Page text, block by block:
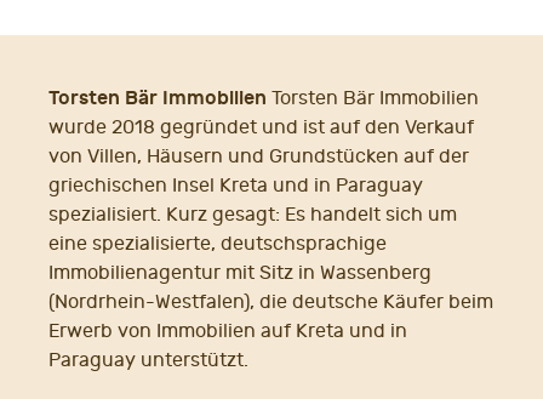
Torsten Bär Immobilien Torsten Bär Immobilien
wurde 2018 gegründet und ist auf den Verkauf
von Villen, Häusern und Grundstücken auf der
griechischen Insel Kreta und in Paraguay
spezialisiert. Kurz gesagt: Es handelt sich um
eine spezialisierte, deutschsprachige
Immobilienagentur mit Sitz in Wassenberg
(Nordrhein-Westfalen), die deutsche Käufer beim
Erwerb von Immobilien auf Kreta und in
Paraguay unterstützt.